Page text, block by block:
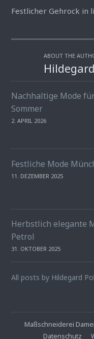
Festlicher Gehrock in
ABOUT THE
Nachhaltige Mode
Sommer
2. APRIL 2026
Festliche Mode
11. DEZEMBER 2025
Herbstlich elegante
Petrol
31. OKTOBER 2025
All posts by Hildegard
Maßschneiderei
Datenschutz